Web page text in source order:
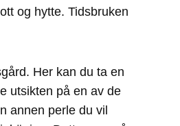
og hytte. Tidsbruken
Her kan du ta en
utsikten på en av de
annen perle du vil